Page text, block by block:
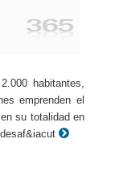
habitantes,
emprenden el
su totalidad en